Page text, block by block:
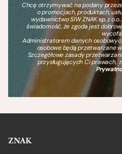
Chcę otrzymywać na podany
o promocjach, produktach,
wydawnictwo SIW ZNAK sp. z
świadomość, że zgoda jest
Administratorem danych
osobowe będą przetwarzane
Szczegółowe zasady
przysługujących Ci prawach,
ZNAK